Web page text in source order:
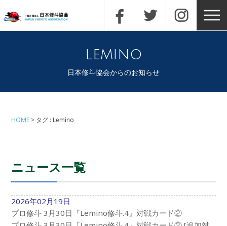
lemino
日本修斗協会からのお知らせ
HOME タグ : Lemino
ニュース一覧
2026年02月19日
プロ修斗 3月30日『Lemino修斗.4』対戦カード②